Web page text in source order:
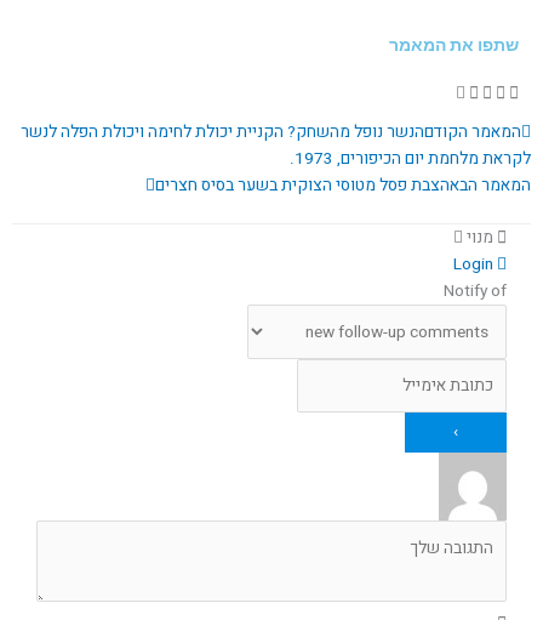
שתפו את המאמר
קודם
המאמר הקודםהנשר נופל מהשחק? הקניית יכולת לחימה ויכולת הפלה לנשר
לקראת מלחמת יום הכיפורים, 1973.
המאמר הבאהצבת פסל מטוסי הצוקית בשער בסיס חצרים
הבא
מנוי
Notify of